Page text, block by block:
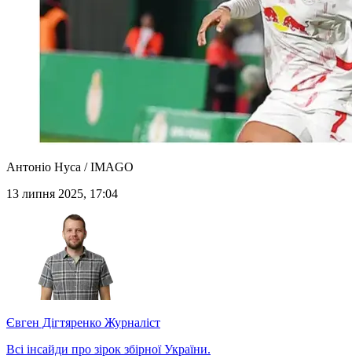
Антоніо Нуса / IMAGO
13 липня 2025, 17:04
Євген Дігтяренко Журналіст
Всі інсайди про зірок збірної України.